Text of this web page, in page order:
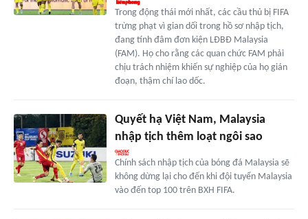
Trong động thái mới nhất, các cầu thủ bị FIFA
trừng phạt vì gian dối trong hồ sơ nhập tịch,
đang tính đâm đơn kiện LĐBĐ Malaysia
(FAM). Họ cho rằng các quan chức FAM phải
chịu trách nhiệm khiến sự nghiệp của họ gián
đoạn, thậm chí lao dốc.
Quyết hạ Việt Nam, Malaysia
nhập tịch thêm loạt ngôi sao
Chính sách nhập tịch của bóng đá Malaysia sẽ
không dừng lại cho đến khi đội tuyển Malaysia
vào đến top 100 trên BXH FIFA.